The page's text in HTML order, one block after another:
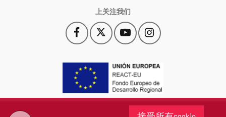
上关注我们
Facebook
此
链
会
打
开
一
此
链
一
YouTube
此
链
会
打
开
一
个
Instagram
此
链
会
开
一
个